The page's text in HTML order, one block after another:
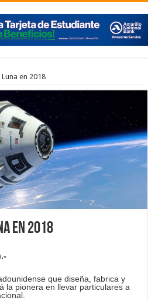
en 2018
en 2018
que diseña, fabrica y
la pionera en llevar particulares a